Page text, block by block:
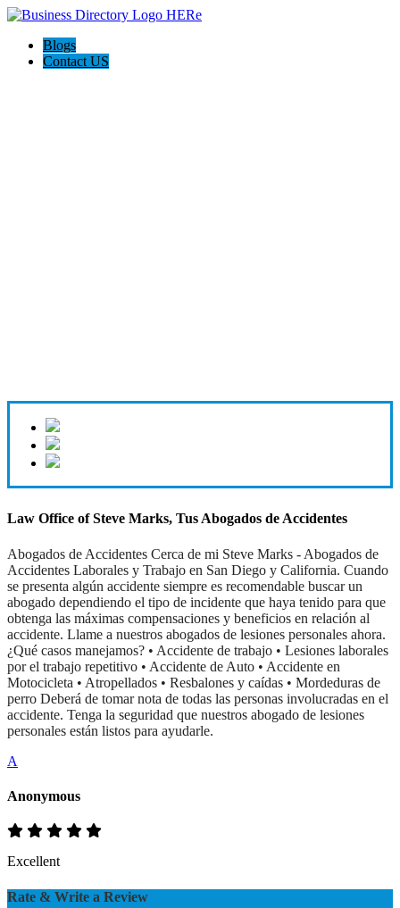
Blogs
Contact US
Law Office of Steve Marks, Tus Abogados de Accidentes
Abogados de Accidentes Cerca de mi Steve Marks - Abogados de
Accidentes Laborales y Trabajo en San Diego y California. Cuando
se presenta algún accidente siempre es recomendable buscar un
abogado dependiendo el tipo de incidente que haya tenido para que
obtenga las máximas compensaciones y beneficios en relación al
accidente. Llame a nuestros abogados de lesiones personales ahora.
¿Qué casos manejamos? • Accidente de trabajo • Lesiones laborales
por el trabajo repetitivo • Accidente de Auto • Accidente en
Motocicleta • Atropellados • Resbalones y caídas • Mordeduras de
perro Deberá de tomar nota de todas las personas involucradas en el
accidente. Tenga la seguridad que nuestros abogado de lesiones
personales están listos para ayudarle.
A
Anonymous
Excellent
Rate & Write a Review